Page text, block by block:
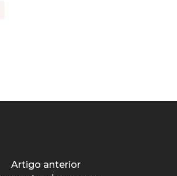
Artigo anterior